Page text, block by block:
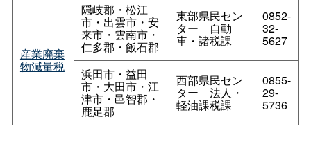
産業廃棄
物減量税
隠岐郡・松江
市・出雲市・安
来市・雲南市・
仁多郡・飯石郡
東部県民セン
ター 自動
車・諸税課
0852-
32-
5627
浜田市・益田
市・大田市・江
津市・邑智郡・
鹿足郡
西部県民セン
ター 法人・
軽油課税課
0855-
29-
5736